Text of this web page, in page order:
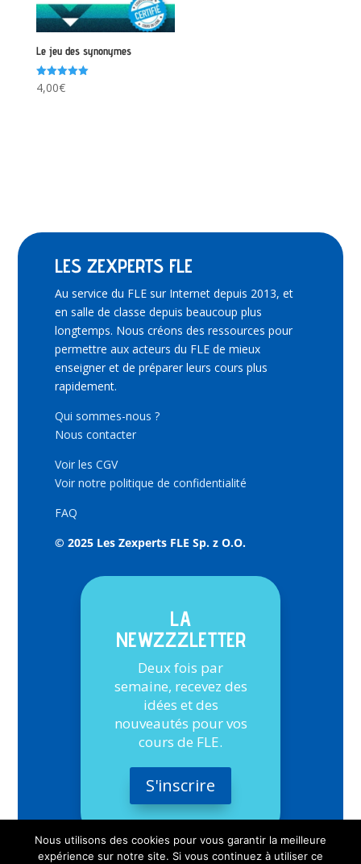
Le jeu des synonymes
Note
5.00
4,00€
LES ZEXPERTS FLE
Au service du FLE sur Internet depuis 2013, et
en salle de classe depuis beaucoup plus
longtemps. Nous créons des ressources pour
permettre aux acteurs du FLE de mieux
enseigner et de préparer leurs cours plus
rapidement.
Qui sommes-nous ?
Nous contacter
Voir les CGV
Voir notre politique de confidentialité
FAQ
© 2025 Les Zexperts FLE Sp. z O.O.
LA
NEWZZZLETTER
Deux fois par
semaine, recevez des
idées et des
nouveautés pour vos
cours de FLE.
S'inscrire
Nous utilisons des cookies pour vous garantir la meilleure
expérience sur notre site. Si vous continuez à utiliser ce